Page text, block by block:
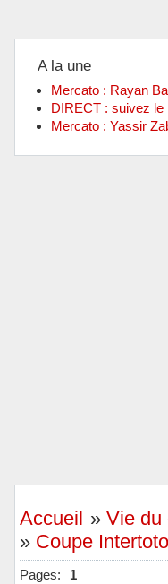
A la une
Mercato : Rayan
DIRECT : suivez le
Mercato : Yassir
Accueil »Vie du
» Coupe
Pages: 1